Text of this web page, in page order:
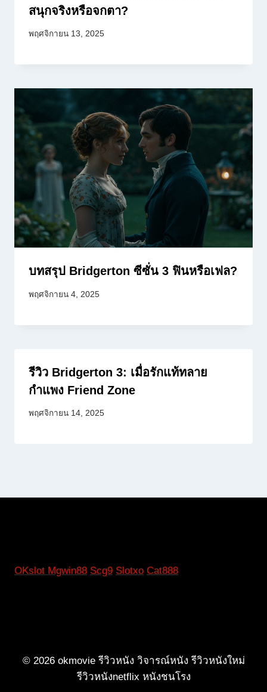
สนุกจริงหรือจกตา?
พฤศจิกายน 13, 2025
บทสรุป Bridgerton ซีซั่น 3 ฟินหรือเฟล?
พฤศจิกายน 4, 2025
รีวิว Bridgerton 3: เมื่อรักแท้ทลาย
กำแพง Friend Zone
พฤศจิกายน 14, 2025
OKslot Mgwin88 Scg9 Slotxo Cat888
© 2026 okmovie รีวิวหนัง วิจารณ์หนัง รีวิวหนังใหม่
รีวิวหนังnetflix หนังชนโรง